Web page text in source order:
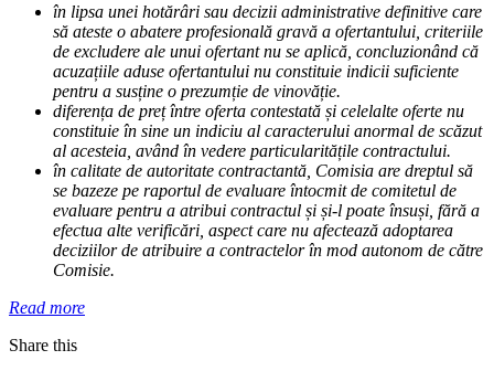
în lipsa unei hotărâri sau decizii administrative definitive care
să ateste o abatere profesională gravă a ofertantului, criteriile
de excludere ale unui ofertant nu se aplică, concluzionând că
acuzațiile aduse ofertantului nu constituie indicii suficiente
pentru a susține o prezumție de vinovăție.
diferența de preț între oferta contestată și celelalte oferte nu
constituie în sine un indiciu al caracterului anormal de scăzut
al acesteia, având în vedere particularitățile contractului.
în calitate de autoritate contractantă, Comisia are dreptul să
se bazeze pe raportul de evaluare întocmit de comitetul de
evaluare pentru a atribui contractul și și-l poate însuși, fără a
efectua alte verificări, aspect care nu afectează adoptarea
deciziilor de atribuire a contractelor în mod autonom de către
Comisie.
Read more
Share this